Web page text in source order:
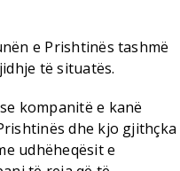
e Prishtinës tashmë
të situatës.
kompanitë e kanë
dhe kjo gjithçka
udhëheqësit e